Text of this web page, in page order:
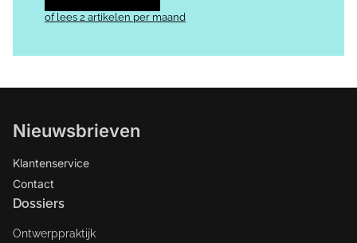
of lees 2 artikelen per maand
Nieuwsbrieven
Klantenservice
Contact
Dossiers
Ontwerppraktijk